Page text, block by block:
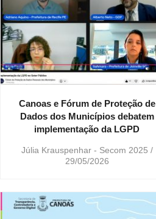
Canoas e Fórum de Proteção de
Dados dos Municípios debatem
implementação da LGPD
Júlia Krauspenhar - Secom 2025
29/05/2026